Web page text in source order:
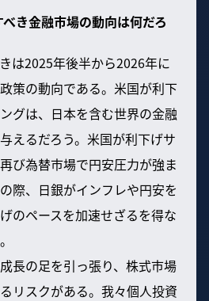
き金融市場の動向は何だろ
は2025年後半から2026年に
策の動向である。米国が利下
グは、日本を含む世界の金融
えるだろう。米国が利下げサ
び為替市場で円安圧力が強ま
際、日銀がインフレや円安を
のペースを加速せざるを得な
長の足を引っ張り、株式市場
リスクがある。我々個人投資